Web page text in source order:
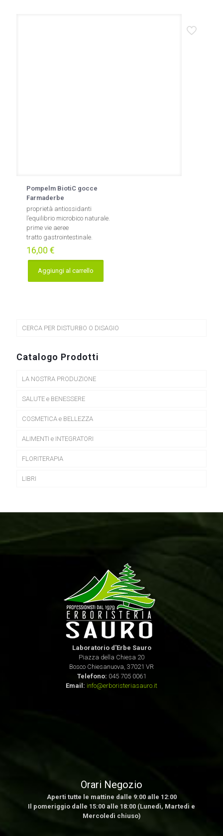
Pompelm BiotiC gocce
Farmaderbe
proprietà antiossidanti
l’equilibrio microbico naturale.
prime vie aeree
tratto gastrointestinale.
16,00 €
Aggiungi al carrello
CERCA PER DISTURBO O DISAGIO
Catalogo Prodotti
LA NOSTRA PRODUZIONE
SALUTE e BENESSERE
COSMETICA e BELLEZZA
ALIMENTI e INTEGRATORI
FLORITERAPIA
LIBRI
Laboratorio d'Erbe Sauro
Piazza della Chiesa 20
Bosco Chiesanuova, 37021 VR
Telefono: 045 705 0061
Email: info@erboristeriasauro.it
Orari Negozio
Aperti tutte le mattine dalle 9:00 alle 12:00
Il pomeriggio dalle 15:00 alle 18:00 (Lunedì, Martedì e
Mercoledì chiuso)